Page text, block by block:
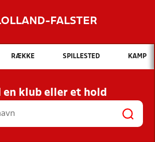
FALSTER
Hvad vil du søge efter?
INDHOLD OG NYHEDER
RESULTATER, KLUBBER OG
HOLD
RÆKKE SPILLESTED KAMP
en klub eller et hold